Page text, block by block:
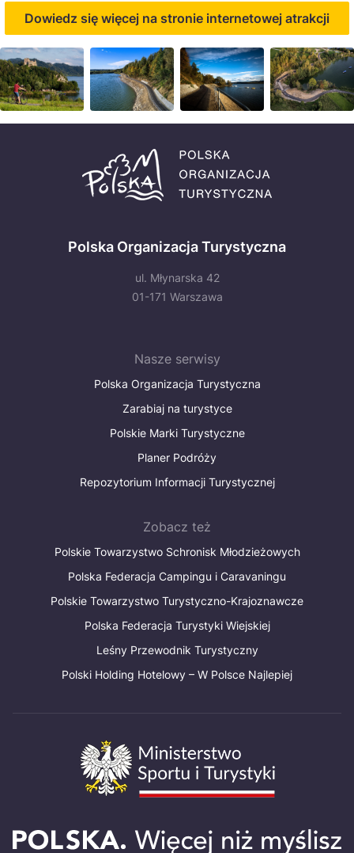
Dowiedz się więcej na stronie internetowej atrakcji
Polska Organizacja Turystyczna
ul. Młynarska 42
01-171 Warszawa
Nasze serwisy
Polska Organizacja Turystyczna
Zarabiaj na turystyce
Polskie Marki Turystyczne
Planer Podróży
Repozytorium Informacji Turystycznej
Zobacz też
Polskie Towarzystwo Schronisk Młodzieżowych
Polska Federacja Campingu i Caravaningu
Polskie Towarzystwo Turystyczno-Krajoznawcze
Polska Federacja Turystyki Wiejskiej
Leśny Przewodnik Turystyczny
Polski Holding Hotelowy – W Polsce Najlepiej